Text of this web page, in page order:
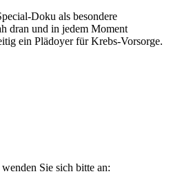
Doku als besondere
dran und in jedem Moment
ein Plädoyer für Krebs-Vorsorge.
Sie sich bitte an: